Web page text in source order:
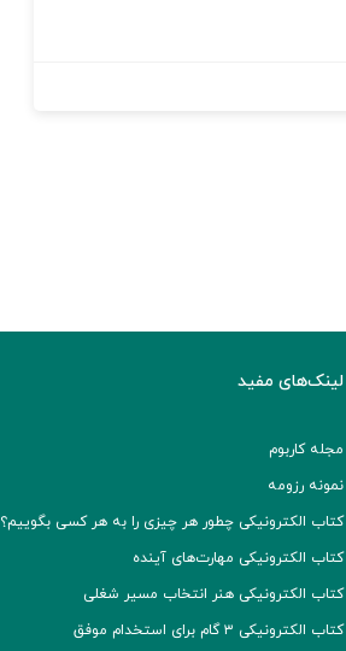
لینک‌های مفید
مجله کاربوم
نمونه رزومه
کتاب الکترونیکی چطور هر چیزی را به هر کسی بگوییم؟
کتاب الکترونیکی مهارت‌های آینده
کتاب الکترونیکی هنر انتخاب مسیر شغلی
کتاب الکترونیکی ۳ گام برای استخدام موفق